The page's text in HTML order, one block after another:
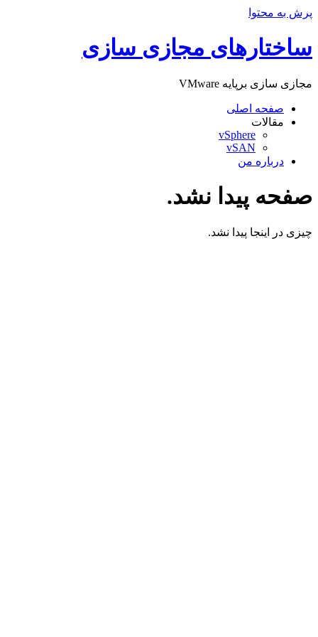
پرش به محتوا
ساختارهای مجازی سازی
مجازی سازی برپایه VMware
صفحه اصلی
مقالات
vSphere
vSAN
درباره من
صفحه پیدا نشد.
چیزی در اینجا پیدا نشد.